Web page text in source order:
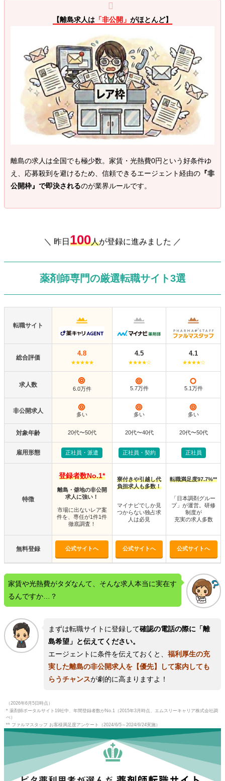
【離島求人は 「非公開」 がほとんど】
離島の求人は全国でも極少数。家賃・光熱費0円という好条件ゆ
え、応募殺到を避けるため、信頼できるエージェント経由の 『非
公開枠』で即決されるのが業界ルールです。
＼ 昨日100人が登録に進みました ／
薬剤師専門の厳選転職サイト3選
転職サイト
総合評価
4.8
★★★★★
4.5
★★★★☆
4.1
★★★★☆
求人数
6.0万件 5.7万件 5.1万件
非公開求人 多い 多い 多い
対象年齢 20代〜50代 20代〜40代 20代〜50代
雇用形態 正社員・派遣 正社員・契約 正社員
特徴
登録者数No.1*
離島・僻地の非公開
求人に強い！
市場に出ないレア案
件を、専任が1件1件
徹底調査！
寮付きや引越し代
負担求人も多数！
マイナビでしか見
つからない独占求
人は必見
転職満足度97.7%**
「日本調剤グルー
プ」が運営。研修
制度が
充実の求人多数
無料登録 公式サイトへ 公式サイトへ 公式サイトへ
家賃や光熱費がタダなんて、そんな求人本当に実在す
るんですか…？
まずは転職サイトに登録して確認の電話の際に「離
島希望」と伝えてください。
エージェントに条件を伝えておくと、福利厚生の充
実した離島の非公開求人を 【優先】して案内しても
らうチャンスが劇的に高まりますよ！
（2026年6月5日時点）
* 薬剤師ポータルサイト19社中、年間登録者数がNo.1（2015年3月時点、エムスリーキャリア株式会社調
べ）
** ファルマスタッフ お客様満足度アンケート（2024/6/5～2024/6/24実施）